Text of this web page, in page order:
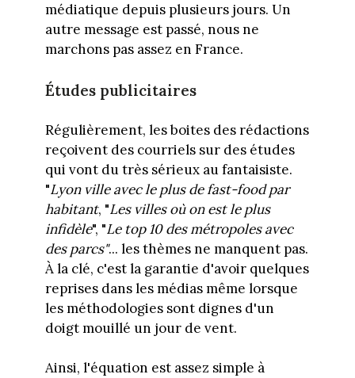
médiatique depuis plusieurs jours. Un
autre message est passé, nous ne
marchons pas assez en France.
Études publicitaires
Régulièrement, les boites des rédactions
reçoivent des courriels sur des études
qui vont du très sérieux au fantaisiste.
"Lyon ville avec le plus de fast-food par
habitant, "Les villes où on est le plus
infidèle", "Le top 10 des métropoles avec
des parcs"... les thèmes ne manquent pas.
À la clé, c'est la garantie d'avoir quelques
reprises dans les médias même lorsque
les méthodologies sont dignes d'un
doigt mouillé un jour de vent.
Ainsi, l'équation est assez simple à